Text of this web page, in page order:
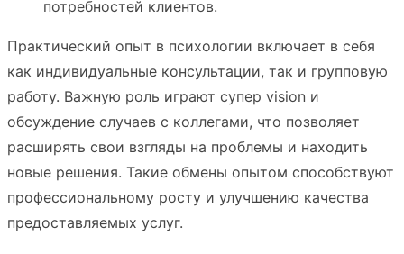
потребностей клиентов.
Практический опыт в психологии включает в себя
как индивидуальные консультации, так и групповую
работу. Важную роль играют супер vision и
обсуждение случаев с коллегами, что позволяет
расширять свои взгляды на проблемы и находить
новые решения. Такие обмены опытом способствуют
профессиональному росту и улучшению качества
предоставляемых услуг.